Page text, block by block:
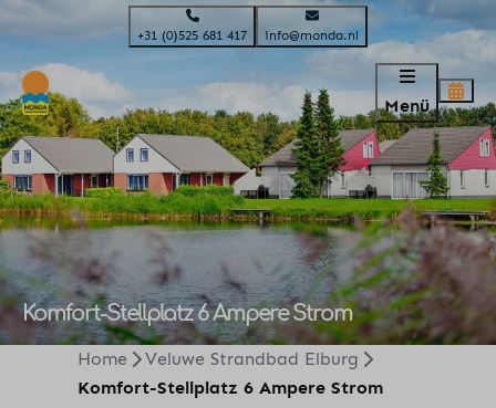
+31 (0)525 681 417 info@monda.nl
Menü
Komfort-Stellplatz 6 Ampere Strom
Home
Veluwe Strandbad Elburg
Komfort-Stellplatz 6 Ampere Strom